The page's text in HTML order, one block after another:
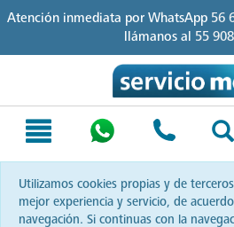
to
to
Atención inmediata por WhatsApp 56
llámanos al 55
Utilizamos cookies propias y de
mejor experiencia y servicio, de
navegación. Si continuas con la